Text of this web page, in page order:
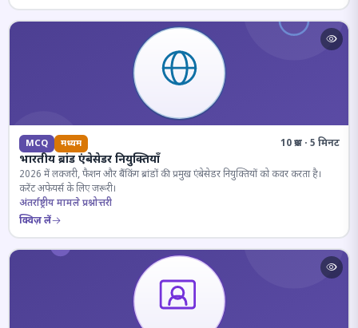
MCQ मध्यम 10 प्रश्न · 5 मिनट
भारतीय ब्रांड एंबेसेडर नियुक्तियाँ
2026 में लक्जरी, फैशन और बैंकिंग ब्रांडों की प्रमुख एंबेसेडर नियुक्तियों को कवर करता है।
करेंट अफेयर्स के लिए जरूरी।
अंतर्राष्ट्रीय मामले प्रश्नोत्तरी
क्विज़ लें